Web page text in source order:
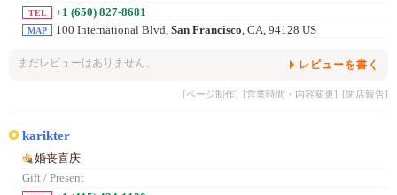
TEL +1 (650) 827-8681
MAP 100 International Blvd, San Francisco, CA, 94128 US
まだレビューはありません。 レビューを書く
[ページ制作] [営業時間・内容変更] [閉店報告]
karikter
婚丧喜庆
Gift / Present